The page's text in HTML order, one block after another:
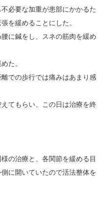
必要な加重が患部にかかるた
を緩めることにした。
に鍼をし、スネの筋肉を緩め
た。
での歩行では痛みはあまり感
てもらい、この日は治療を終
の治療と、各関節を緩める目
に開いていたので活法整体を